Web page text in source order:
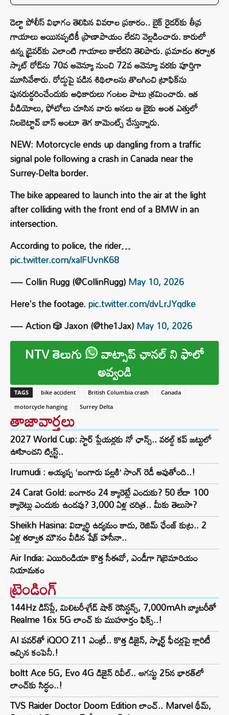
డెల్టా పోలీస్ విభాగం తెలిపిన వివరాల ప్రకారం.. బైక్ రైడర్‌కు తీవ్ర
గాయాలు అయినప్పటికీ ప్రాణాపాయం లేదని వెల్లడించారు. కారులో
ఉన్న డ్రైవర్‌కు ఎలాంటి గాయాలు కాలేదని తెలిపారు. ప్రమాదం తర్వాత
స్కాట్ రోడ్‌ను 70వ అవెన్యూ నుంచి 72వ అవెన్యూ వరకు పూర్తిగా
మూసివేశారు. రోడ్డుపై పడిన శిథిలాలను తొలగించి ట్రాఫిక్‌ను
పునరుద్ధరించేందుకు అధికారులు గంటల పాటు శ్రమించారు. ఇక
వీడియోలు, ఫోటోలు చూసిన వారు అసలు ఆ బైకు అంత ఎత్తులో
నిలబెట్టావ్ బాస్ అంటూ తెగ కామెంట్స్ చేస్తున్నారు.
NEW: Motorcycle ends up dangling from a traffic
signal pole following a crash in Canada near the
Surrey-Delta border.
The bike appeared to launch into the air at the light
after colliding with the front end of a BMW in an
intersection.
According to police, the rider…
pic.twitter.com/xalFUvnK68
— Collin Rugg (@CollinRugg)May 10, 2026
Here's the footage.pic.twitter.com/dvLrJYqdke
— Action 🎲 Jaxon (@the1Jax)May 10, 2026
NTV తెలుగు వాట్సాప్ ఛానల్ ని ఫాలో
అవ్వండి
TAGS bike accident British Columbia crash
Canada
motorcycle hanging
Surrey Delta
తాజావార్తలు
2027 World Cup: స్టార్ ప్లేయర్లకు నో ఛాన్స్.. వరల్డ్ కప్ జట్టులో
ఊహించని ట్విస్ట్..
Irumudi : అయ్యప్ప ‘బంగారు పల్లకి’ సాంగ్ రెడీ అవుతోంది..!
24 Carat Gold: బంగారం 24 క్యారెట్లే ఎందుకు? 50 లేదా 100
క్యారెట్లు ఎందుకు ఉండవు? 3,000 ఏళ్ల చరిత్ర.. మీకు తెలుసా?
Sheikh Hasina: విద్యార్థి ఉద్యమం కాదు, రెజిమ్ ఛేంజ్ కుట్ర.. 2
ఏళ్ల తర్వాత మౌనం వీడిన షేక్ హసీనా..
Air India: ఎయిరిండియా కొత్త సీఈవో, ఎండీగా గెబ్రెమారియం
నియామకం
ట్రెండింగ్‌
144Hz డిస్‌ప్లే, మిలిటరీ-గ్రేడ్ షాక్ రెసిస్టన్స్, 7,000mAh బ్యాటరీతో
Realme 16x 5G లాంచ్ కు ముహూర్తం ఫిక్స్..!
AI పవర్‌తో iQOO Z11 ఎంట్రీ.. కొత్త డిజైన్, స్మార్ట్ ఫీచర్లపై క్లారిటీ
ఇచ్చిన కంపెనీ.!
boltt Ace 5G, Evo 4G డిజైన్ రివీల్.. ఆగస్టు 25న భారత్‌లో
లాంచ్‌కు సిద్ధం..!
TVS Raider Doctor Doom Edition లాంచ్.. Marvel థీమ్,